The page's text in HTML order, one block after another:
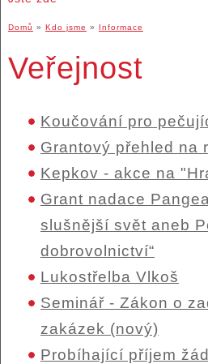
Domů » Kdo jsme » Informace
Veřejnost
Koučování pro
Grantový přehled na
Kepkov - akce na
Grant nadace
slušnější svět aneb
dobrovolnictví“
Lukostřelba Vlkoš
Seminář - Zákon o
zakázek (nový)
Probíhající příjem